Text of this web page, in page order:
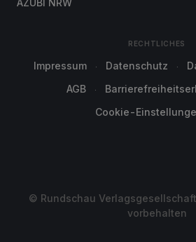
AZUBI NRW
RECHTLICHES
Impressum Datenschutz
AGB
Cookie-
© Rundschau
vorbehalten